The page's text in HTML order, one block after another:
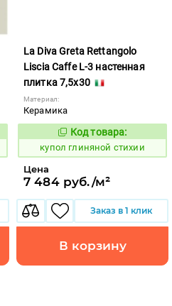
La Diva Greta Rettangolo
Liscia Caffe L-3 настенная
плитка 7,5x30
Материал:
Керамика
845973
Код товара:
купол глиняной стихии
Цена
7 484 руб./м²
Заказ в 1 клик
В корзину